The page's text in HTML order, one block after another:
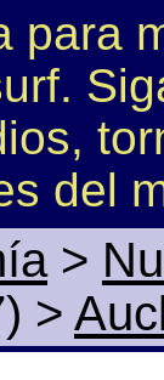
para
del
>
>